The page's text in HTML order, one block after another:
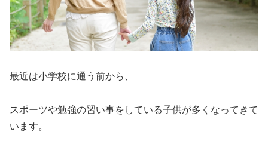
最近は小学校に通う前から、
スポーツや勉強の習い事をしている子供が多くなってきて
います。